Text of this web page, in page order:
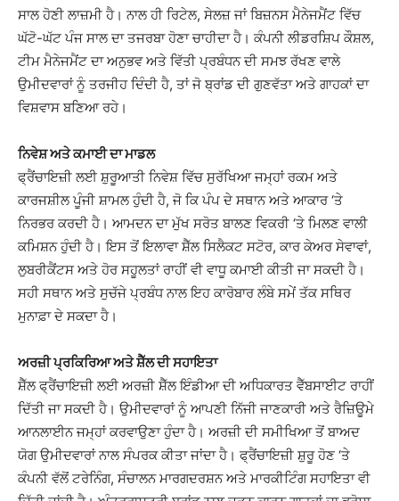
ਸਾਲ ਹੋਣੀ ਲਾਜ਼ਮੀ ਹੈ। ਨਾਲ ਹੀ ਰਿਟੇਲ, ਸੇਲਜ਼ ਜਾਂ ਬਿਜ਼ਨਸ ਮੈਨੇਜਮੈਂਟ ਵਿੱਚ
ਘੱਟੋ-ਘੱਟ ਪੰਜ ਸਾਲ ਦਾ ਤਜਰਬਾ ਹੋਣਾ ਚਾਹੀਦਾ ਹੈ। ਕੰਪਨੀ ਲੀਡਰਸ਼ਿਪ ਕੌਸ਼ਲ,
ਟੀਮ ਮੈਨੇਜਮੈਂਟ ਦਾ ਅਨੁਭਵ ਅਤੇ ਵਿੱਤੀ ਪ੍ਰਬੰਧਨ ਦੀ ਸਮਝ ਰੱਖਣ ਵਾਲੇ
ਉਮੀਦਵਾਰਾਂ ਨੂੰ ਤਰਜੀਹ ਦਿੰਦੀ ਹੈ, ਤਾਂ ਜੋ ਬ੍ਰਾਂਡ ਦੀ ਗੁਣਵੱਤਾ ਅਤੇ ਗਾਹਕਾਂ ਦਾ
ਵਿਸ਼ਵਾਸ ਬਣਿਆ ਰਹੇ।
ਨਿਵੇਸ਼ ਅਤੇ ਕਮਾਈ ਦਾ ਮਾਡਲ
ਫ੍ਰੈਂਚਾਇਜ਼ੀ ਲਈ ਸ਼ੁਰੂਆਤੀ ਨਿਵੇਸ਼ ਵਿੱਚ ਸੁਰੱਖਿਆ ਜਮ੍ਹਾਂ ਰਕਮ ਅਤੇ
ਕਾਰਜਸ਼ੀਲ ਪੂੰਜੀ ਸ਼ਾਮਲ ਹੁੰਦੀ ਹੈ, ਜੋ ਕਿ ਪੰਪ ਦੇ ਸਥਾਨ ਅਤੇ ਆਕਾਰ ‘ਤੇ
ਨਿਰਭਰ ਕਰਦੀ ਹੈ। ਆਮਦਨ ਦਾ ਮੁੱਖ ਸਰੋਤ ਬਾਲਣ ਵਿਕਰੀ ‘ਤੇ ਮਿਲਣ ਵਾਲੀ
ਕਮਿਸ਼ਨ ਹੁੰਦੀ ਹੈ। ਇਸ ਤੋਂ ਇਲਾਵਾ ਸ਼ੈੱਲ ਸਿਲੈਕਟ ਸਟੋਰ, ਕਾਰ ਕੇਅਰ ਸੇਵਾਵਾਂ,
ਲੁਬਰੀਕੈਂਟਸ ਅਤੇ ਹੋਰ ਸਹੂਲਤਾਂ ਰਾਹੀਂ ਵੀ ਵਾਧੂ ਕਮਾਈ ਕੀਤੀ ਜਾ ਸਕਦੀ ਹੈ।
ਸਹੀ ਸਥਾਨ ਅਤੇ ਸੁਚੱਜੇ ਪ੍ਰਬੰਧ ਨਾਲ ਇਹ ਕਾਰੋਬਾਰ ਲੰਬੇ ਸਮੇਂ ਤੱਕ ਸਥਿਰ
ਮੁਨਾਫ਼ਾ ਦੇ ਸਕਦਾ ਹੈ।
ਅਰਜ਼ੀ ਪ੍ਰਕਿਰਿਆ ਅਤੇ ਸ਼ੈੱਲ ਦੀ ਸਹਾਇਤਾ
ਸ਼ੈੱਲ ਫ੍ਰੈਂਚਾਇਜ਼ੀ ਲਈ ਅਰਜ਼ੀ ਸ਼ੈੱਲ ਇੰਡੀਆ ਦੀ ਅਧਿਕਾਰਤ ਵੈੱਬਸਾਈਟ ਰਾਹੀਂ
ਦਿੱਤੀ ਜਾ ਸਕਦੀ ਹੈ। ਉਮੀਦਵਾਰਾਂ ਨੂੰ ਆਪਣੀ ਨਿੱਜੀ ਜਾਣਕਾਰੀ ਅਤੇ ਰੈਜ਼ਿਊਮੇ
ਆਨਲਾਈਨ ਜਮ੍ਹਾਂ ਕਰਵਾਉਣਾ ਹੁੰਦਾ ਹੈ। ਅਰਜ਼ੀ ਦੀ ਸਮੀਖਿਆ ਤੋਂ ਬਾਅਦ
ਯੋਗ ਉਮੀਦਵਾਰਾਂ ਨਾਲ ਸੰਪਰਕ ਕੀਤਾ ਜਾਂਦਾ ਹੈ। ਫ੍ਰੈਂਚਾਇਜ਼ੀ ਸ਼ੁਰੂ ਹੋਣ ‘ਤੇ
ਕੰਪਨੀ ਵੱਲੋਂ ਟਰੇਨਿੰਗ, ਸੰਚਾਲਨ ਮਾਰਗਦਰਸ਼ਨ ਅਤੇ ਮਾਰਕੀਟਿੰਗ ਸਹਾਇਤਾ ਵੀ